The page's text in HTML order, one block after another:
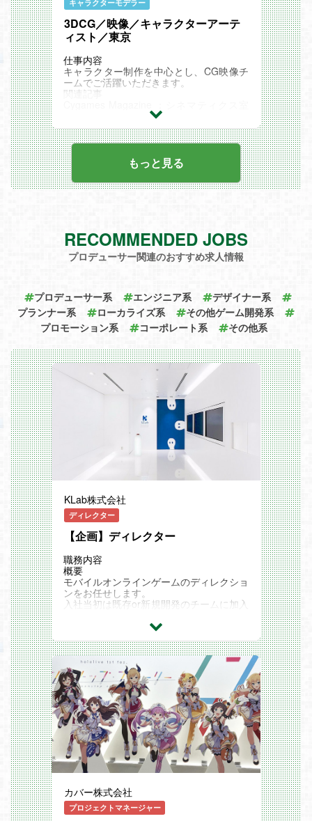
キャラクターモデラー
3DCG／映像／キャラクターアーテ
ィスト／東京
仕事内容
キャラクター制作を中心とし、CG映像チ
ームでご活躍いただきます。
関連記事
の仕事とは？ ハイエンドCG映像を制作し
世界を目指す新組織【サイゲームス仕事百
科】
もっと見る
RECOMMENDED JOBS
プロデューサー関連のおすすめ求人情報
プロデューサー系 エンジニア系
デザイナー系
プランナー系
ローカライズ系
その他ゲーム開発系
プロモーション系
コーポレート系 その他系
KLab株式会社
ディレクター
【企画】ディレクター
職務内容
概要
モバイルオンラインゲームのディレクショ
ンをお任せします。
入社当初は既存or新規開発のチームに加入
担当して頂きます。その後、能力に応じ
て、ゲームのクオリティー管理やプロジェ
クト全体のディレクションをお任せ致しま
す。
まずは、与えられた仕事の目的を理解した
上で、自分なりの創意工夫を加え業務に取
り組んで頂きたいと考えています。複数タ
イトルのディレクションを行った後、プロ
デューサー業務を担当したり、新規プロジ
ェクトに携わることも可能です。
主な業務内容
新作タイトルの企画・設計・制作
既存タイトルの運用方針の策定・ディレク
コンセプト、狙い、世界観、仕様等の発
案・決定
メンバーへの業務指示、プロセス策定・管
カバー株式会社
プロジェクトマネージャー